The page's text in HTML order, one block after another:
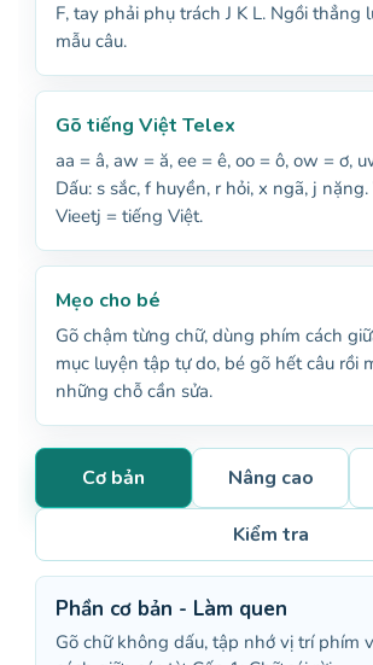
F, tay phải phụ trách J K L. Ngồi thẳng
mẫu câu.
Gõ tiếng Việt Telex
aa = â, aw = ă, ee = ê, oo = ô, ow = ơ,
Dấu: s sắc, f huyền, r hỏi, x ngã, j
Vieetj = tiếng Việt.
Mẹo cho bé
Gõ chậm từng chữ, dùng phím cách
mục luyện tập tự do, bé gõ hết câu rồi
những chỗ cần sửa.
Cơ bản Nâng cao
Kiểm tra
Phần cơ bản - Làm quen
Gõ chữ không dấu, tập nhớ vị trí phím